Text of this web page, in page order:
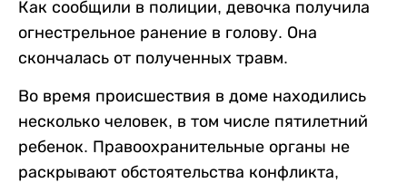
Как сообщили в полиции, девочка получила
огнестрельное ранение в голову. Она
скончалась от полученных травм.
Во время происшествия в доме находились
несколько человек, в том числе пятилетний
ребенок. Правоохранительные органы не
раскрывают обстоятельства конфликта,